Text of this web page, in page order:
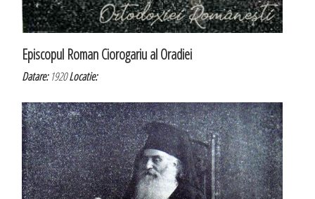
Episcopul Roman Ciorogariu al Oradiei
Datare:1920Locatie: